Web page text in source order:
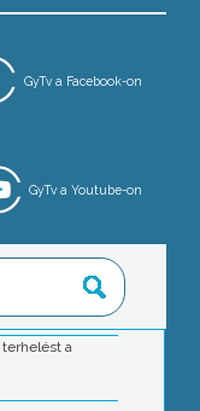
GyTv a Facebook-on
GyTv a Youtube-on
terhelést a